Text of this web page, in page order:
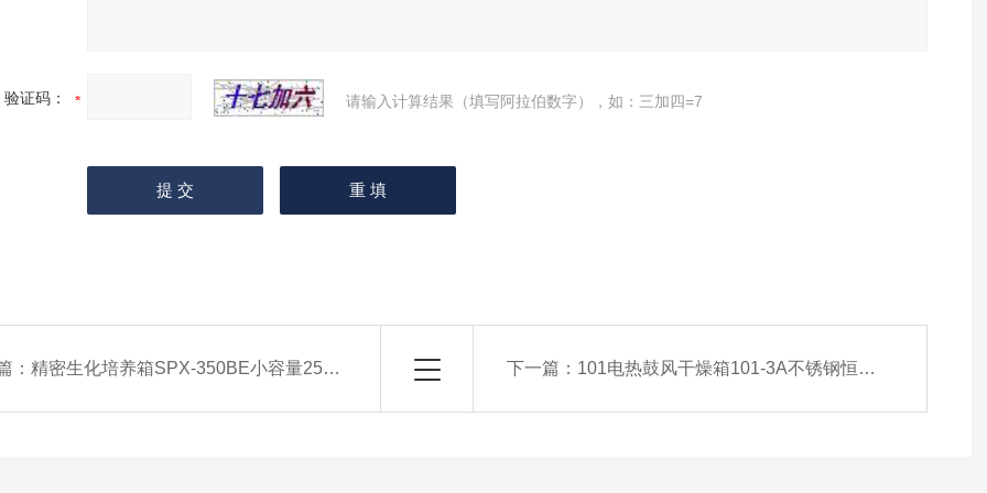
验证码： 请输入计算结果（填写阿拉伯数字），如：三加四=7
：精密生化培养箱SPX-350BE小容量250升霉菌 下一篇： 101电热鼓风干燥箱101-3A不锈钢恒温烘箱